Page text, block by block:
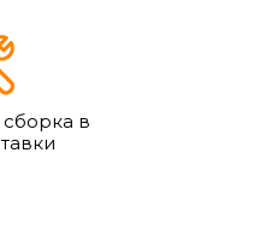
сборка в